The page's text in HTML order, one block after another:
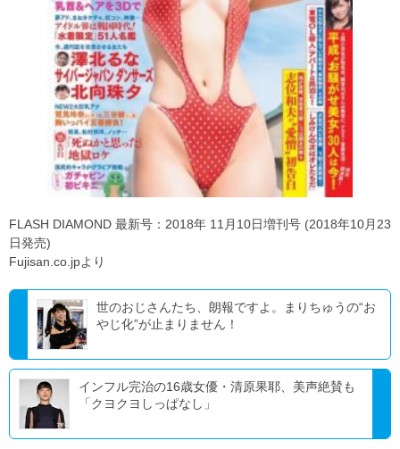
FLASH DIAMOND 最新号：2018年 11月10日増刊号 (2018年10月23
日発売)
Fujisan.co.jpより
世のおじさんたち、朗報ですよ。まりちゅうの“お
やじ化”が止まりません！
インフル完治の16歳女優・清原果耶、美声絶賛も
「クヨクヨしっぱなし」